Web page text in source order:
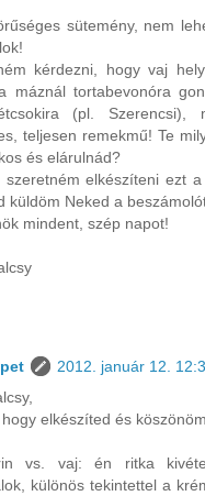
sütemény, nem
kérdezni, hogy vaj
máznál tortabevonóra
(pl. Szerencsi),
teljesen remekmű! Te
és elárulnád?
szeretném elkészíteni ezt
küldöm Neked a
mindent, szép napot!
2012. január 12.
elkészíted és
vs. vaj: én ritka
különös tekintettel a